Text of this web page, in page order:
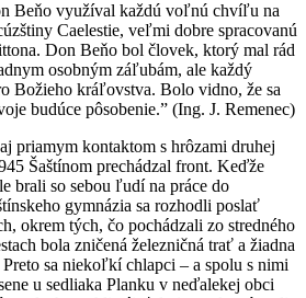
Beňo využíval každú voľnú chvíľu na
Caelestie, veľmi dobre spracovanú
Don Beňo bol človek, ktorý mal rád
osobným záľubám, ale každý
Božieho kráľovstva. Bolo vidno, že sa
budúce pôsobenie.” (Ing. J. Remenec)
priamym kontaktom s hrôzami druhej
Šaštínom prechádzal front. Keďže
brali so sebou ľudí na práce do
gymnázia sa rozhodli poslať
okrem tých, čo pochádzali zo stredného
bola zničená železničná trať a žiadna
sa niekoľkí chlapci – a spolu s nimi
u sedliaka Planku v neďalekej obci